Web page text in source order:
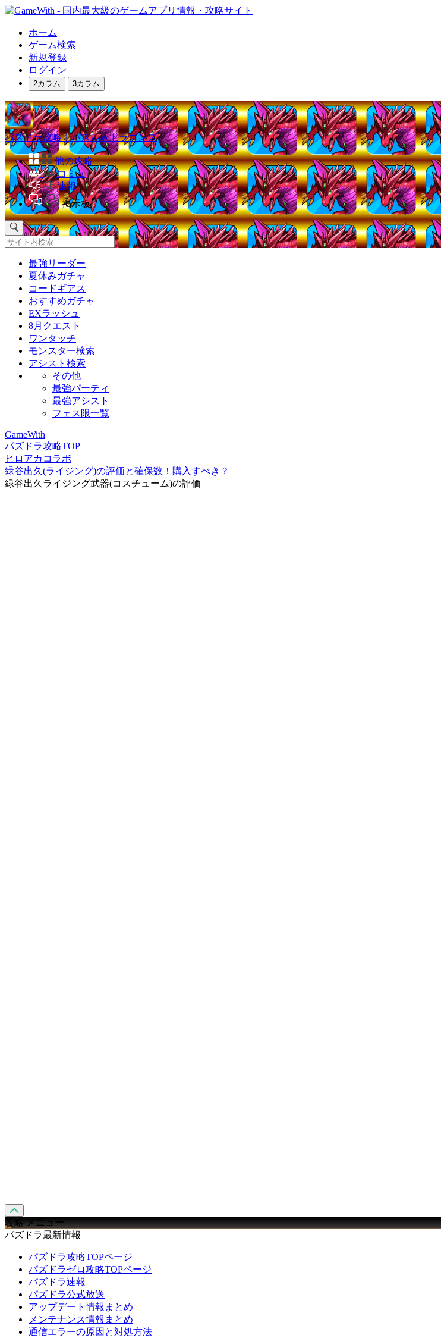
ホーム
ゲーム検索
新規登録
ログイン
2カラム 3カラム
パズドラ攻略｜パズル＆ドラゴンズ
他の攻略
コミュ
速報
掲示板
最強リーダー
夏休みガチャ
コードギアス
おすすめガチャ
EXラッシュ
8月クエスト
ワンタッチ
モンスター検索
アシスト検索
その他
最強パーティ
最強アシスト
フェス限一覧
GameWith
パズドラ攻略TOP
ヒロアカコラボ
緑谷出久(ライジング)の評価と確保数！購入すべき？
緑谷出久ライジング武器(コスチューム)の評価
攻略 メニュー
パズドラ最新情報
パズドラ攻略TOPページ
パズドラゼロ攻略TOPページ
パズドラ速報
パズドラ公式放送
アップデート情報まとめ
メンテナンス情報まとめ
通信エラーの原因と対処方法